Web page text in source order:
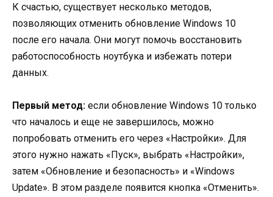
К счастью, существует несколько методов,
позволяющих отменить обновление Windows 10
после его начала. Они могут помочь восстановить
работоспособность ноутбука и избежать потери
данных.
Первый метод: если обновление Windows 10 только
что началось и еще не завершилось, можно
попробовать отменить его через «Настройки». Для
этого нужно нажать «Пуск», выбрать «Настройки»,
затем «Обновление и безопасность» и «Windows
Update». В этом разделе появится кнопка «Отменить».